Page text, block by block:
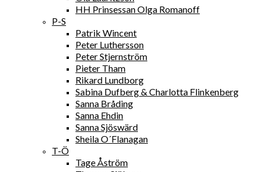
HH Prinsessan Olga Romanoff
P-S
Patrik Wincent
Peter Luthersson
Peter Stjernström
Pieter Tham
Rikard Lundborg
Sabina Dufberg & Charlotta Flinkenberg
Sanna Bråding
Sanna Ehdin
Sanna Sjöswärd
Sheila O´Flanagan
T-Ö
Tage Åström